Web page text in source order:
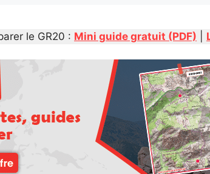
le GR20 : Mini guide gratuit (PDF)